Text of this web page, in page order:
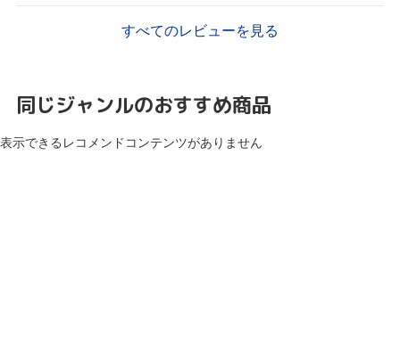
すべてのレビューを見る
同じジャンルのおすすめ商品
表示できるレコメンドコンテンツがありません